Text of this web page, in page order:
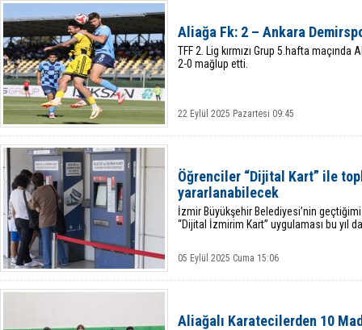
Aliağa Fk: 2 – Ankara
TFF 2. Lig kırmızı Grup 5.hafta
2-0 mağlup etti.
22 Eylül 2025 Pazartesi 09:45
Öğrenciler “Dijital Kart” ile
yararlanabilecek
İzmir Büyükşehir Belediyesi’nin
“Dijital İzmirim Kart” uygulaması bu yıl
05 Eylül 2025 Cuma 15:06
Aliağalı Karatecilerden 10